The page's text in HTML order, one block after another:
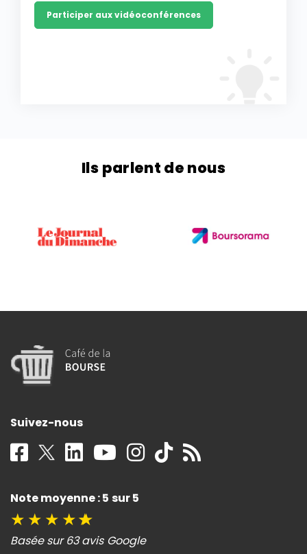
Participer aux vidéoconférences
Ils parlent de nous
Suivez-nous
Note moyenne : 5 sur 5
★ ★ ★ ★★
Basée sur 63 avis Google